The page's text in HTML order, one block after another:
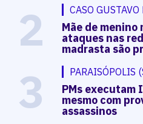
2 CASO
Mãe de
ataques nas
madrasta são
3 PARAISÓPOLIS
PMs executam
mesmo com
assassinos